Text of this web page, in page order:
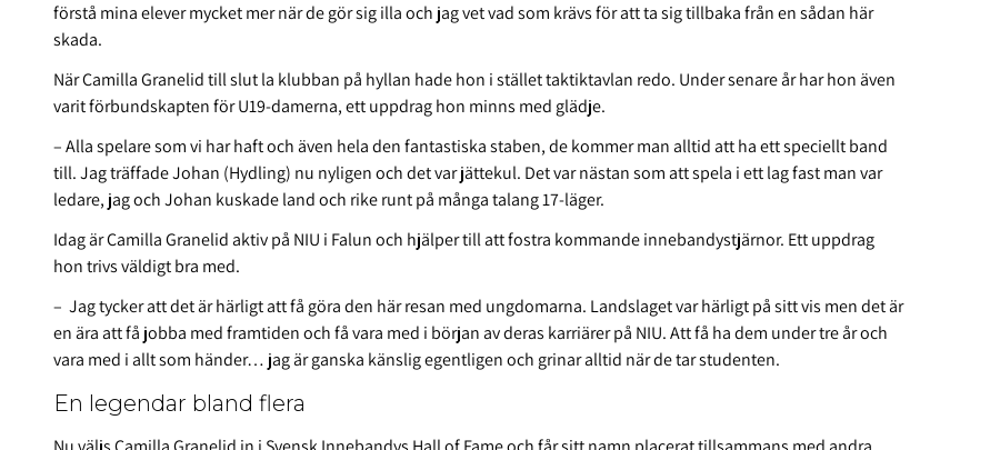
förstå mina elever mycket mer när de gör sig illa och jag vet vad som krävs för att ta sig tillbaka från en sådan här
skada.
När Camilla Granelid till slut la klubban på hyllan hade hon i stället taktiktavlan redo. Under senare år har hon även
varit förbundskapten för U19-damerna, ett uppdrag hon minns med glädje.
– Alla spelare som vi har haft och även hela den fantastiska staben, de kommer man alltid att ha ett speciellt band
till. Jag träffade Johan (Hydling) nu nyligen och det var jättekul. Det var nästan som att spela i ett lag fast man var
ledare, jag och Johan kuskade land och rike runt på många talang 17-läger.
Idag är Camilla Granelid aktiv på NIU i Falun och hjälper till att fostra kommande innebandystjärnor. Ett uppdrag
hon trivs väldigt bra med.
– Jag tycker att det är härligt att få göra den här resan med ungdomarna. Landslaget var härligt på sitt vis men det är
en ära att få jobba med framtiden och få vara med i början av deras karriärer på NIU. Att få ha dem under tre år och
vara med i allt som händer… jag är ganska känslig egentligen och grinar alltid när de tar studenten.
En legendar bland flera